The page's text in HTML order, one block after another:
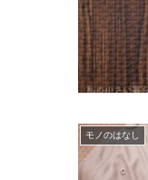
モノのはなし